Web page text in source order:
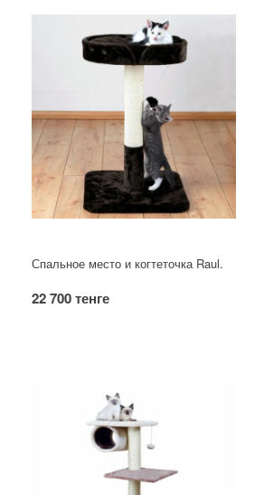
Спальное место и когтеточка Raul.
22 700 тенге